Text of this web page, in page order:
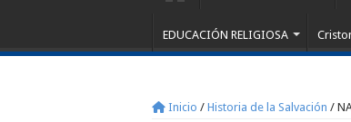
EDUCACIÓN RELIGIOSA
Inicio / Historia de la Salvación /